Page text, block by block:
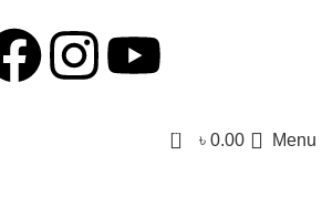
0 ৳ 0.00 Menu